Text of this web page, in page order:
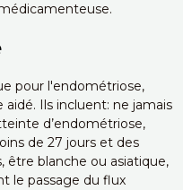
pour l'endométriose,
Ils incluent: ne jamais
d’endométriose,
de 27 jours et des
être blanche ou asiatique,
le passage du flux